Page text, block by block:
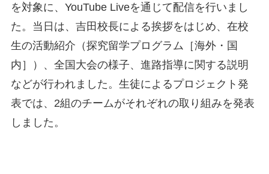
を対象に、YouTube Liveを通じて配信を行いまし
た。当日は、吉田校長による挨拶をはじめ、在校
生の活動紹介（探究留学プログラム［海外・国
内］）、全国大会の様子、進路指導に関する説明
などが行われました。生徒によるプロジェクト発
表では、2組のチームがそれぞれの取り組みを発表
しました。